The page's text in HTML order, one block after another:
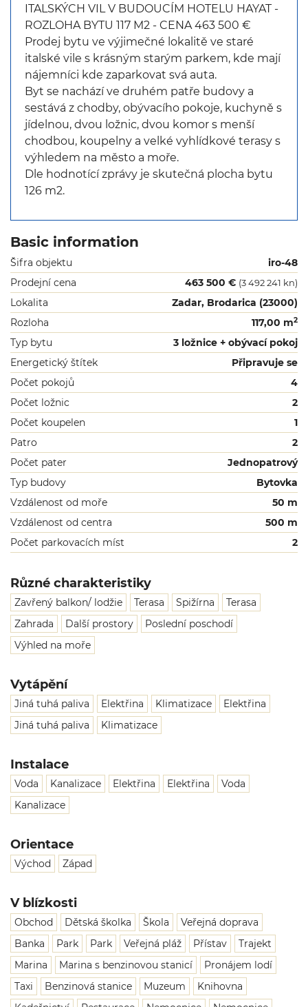
ITALSKÝCH VIL V BUDOUCÍM HOTELU HAYAT -
ROZLOHA BYTU 117 M2 - CENA 463 500 €
Prodej bytu ve výjimečné lokalitě ve staré
italské vile s krásným starým parkem, kde mají
nájemníci kde zaparkovat svá auta.
Byt se nachází ve druhém patře budovy a
sestává z chodby, obývacího pokoje, kuchyně s
jídelnou, dvou ložnic, dvou komor s menší
chodbou, koupelny a velké vyhlídkové terasy s
výhledem na město a moře.
Dle hodnotící zprávy je skutečná plocha bytu
126 m2.
Basic information
Šifra objektu
iro-48
Prodejní cena
463 500 € (3 492 241 kn)
Lokalita
Zadar, Brodarica (23000)
Rozloha
117,00 m2
Typ bytu
3 ložnice + obývací pokoj
Energetický štítek
Připravuje se
Počet pokojů
4
Počet ložnic
2
Počet koupelen
1
Patro
2
Počet pater
Jednopatrový
Typ budovy
Bytovka
Vzdálenost od moře
50 m
Vzdálenost od centra
500 m
Počet parkovacích míst
2
Různé charakteristiky
Zavřený balkon/ lodžie Terasa Spižírna
Terasa
Zahrada
Další prostory
Poslední poschodí
Výhled na moře
Vytápění
Jiná tuhá paliva Elektřina Klimatizace
Elektřina
Jiná tuhá paliva
Klimatizace
Instalace
Voda Kanalizace Elektřina Elektřina
Voda
Kanalizace
Orientace
Východ Západ
V blízkosti
Obchod Dětská školka Škola
Veřejná doprava
Banka
Park Park Veřejná pláž Přístav
Trajekt
Marina
Marina s benzinovou stanicí
Pronájem lodí
Taxi
Benzinová stanice Muzeum
Knihovna